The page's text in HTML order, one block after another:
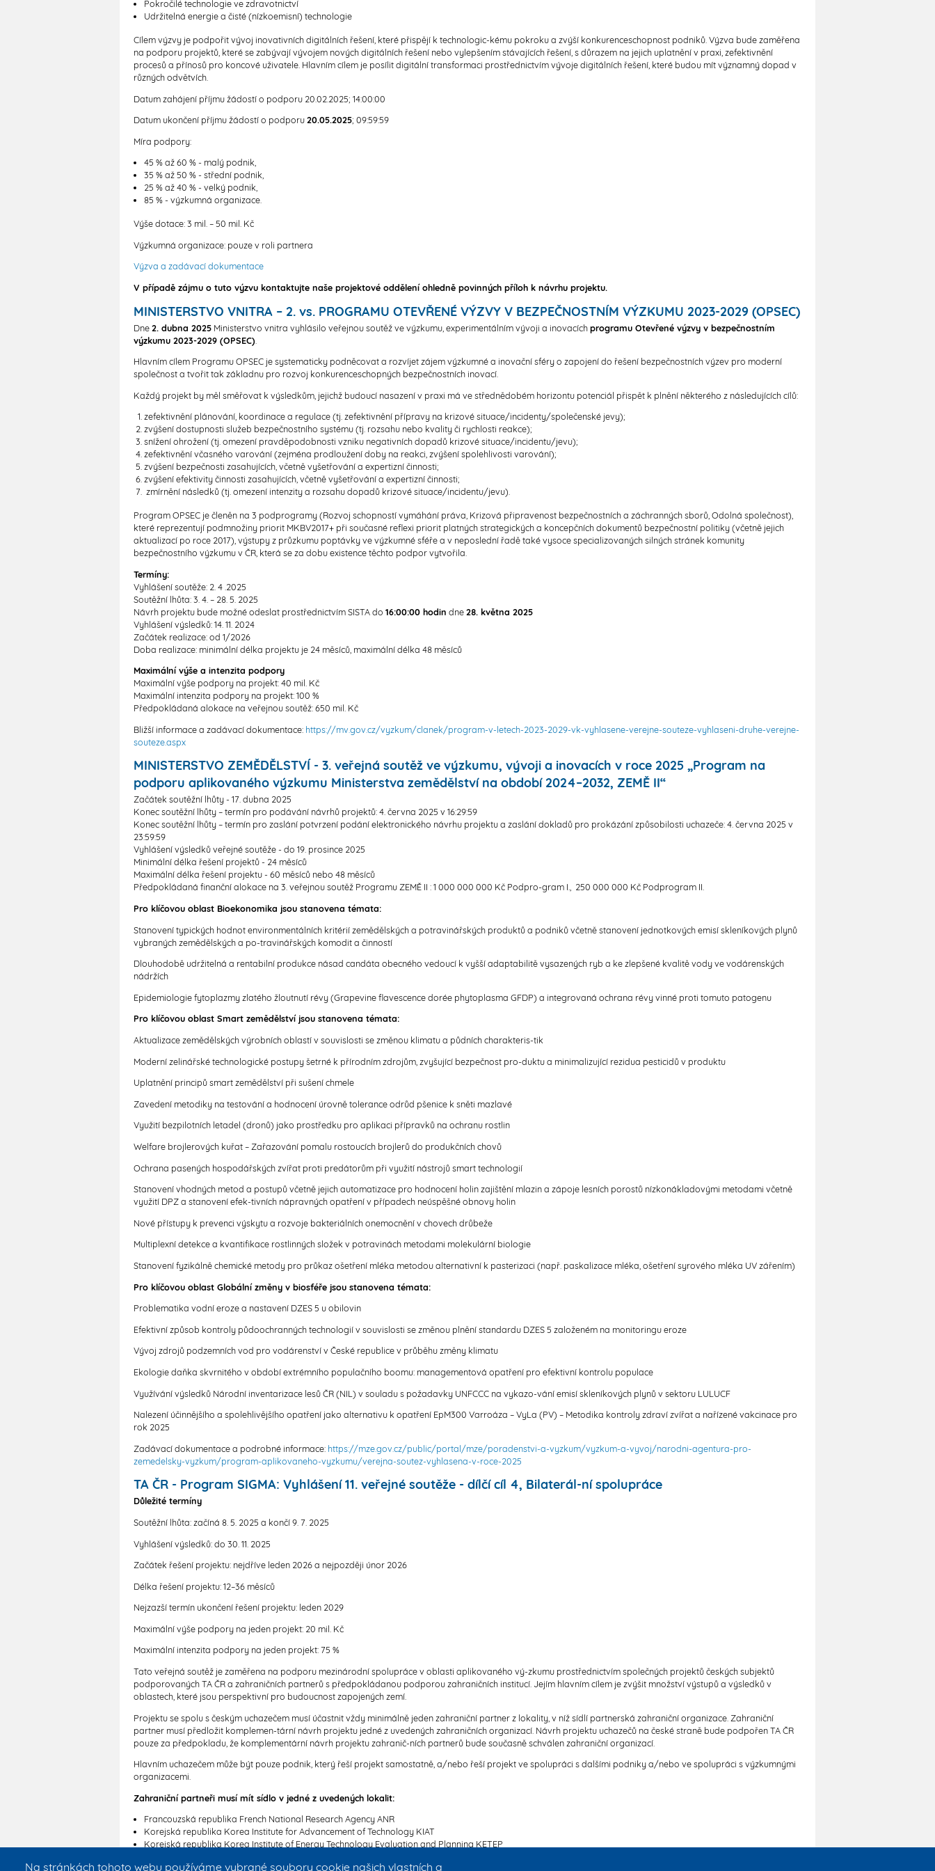
Na stránkách tohoto webu používáme vybrané soubory cookie našich vlastních a
Pokročilé technologie ve zdravotnictví
Udržitelná energie a čisté (nízkoemisní) technologie
Cílem výzvy je podpořit vývoj inovativních digitálních řešení, které přispějí k technologic-kému pokroku a zvýší konkurenceschopnost podniků. Výzva bude zaměřena
na podporu projektů, které se zabývají vývojem nových digitálních řešení nebo vylepšením stávajících řešení, s důrazem na jejich uplatnění v praxi, zefektivnění
procesů a přínosů pro koncové uživatele. Hlavním cílem je posílit digitální transformaci prostřednictvím vývoje digitálních řešení, které budou mít významný dopad v
různých odvětvích.
Datum zahájení příjmu žádostí o podporu 20.02.2025; 14:00:00
Datum ukončení příjmu žádostí o podporu20.05.2025; 09:59:59
Míra podpory:
45 % až 60 % - malý podnik,
35 % až 50 % - střední podnik,
25 % až 40 % - velký podnik,
85 % - výzkumná organizace.
Výše dotace: 3 mil. – 50 mil. Kč
Výzkumná organizace: pouze v roli partnera
Výzva a zadávací dokumentace
V případě zájmu o tuto výzvu kontaktujte naše projektové oddělení ohledně povinných příloh k návrhu projektu.
MINISTERSTVO VNITRA – 2. vs. PROGRAMU OTEVŘENÉ VÝZVY V BEZPEČNOSTNÍM VÝZKUMU 2023-2029 (OPSEC)
Dne2. dubna 2025 Ministerstvo vnitra vyhlásilo veřejnou soutěž ve výzkumu, experimentálním vývoji a inovacíchprogramu Otevřené výzvy v bezpečnostním
výzkumu 2023-2029 (OPSEC)
Hlavním cílem Programu OPSEC je systematicky podněcovat a rozvíjet zájem výzkumné a inovační sféry o zapojení do řešení bezpečnostních výzev pro moderní
společnost a tvořit tak základnu pro rozvoj konkurenceschopných bezpečnostních inovací.
Každý projekt by měl směřovat k výsledkům, jejichž budoucí nasazení v praxi má ve střednědobém horizontu potenciál přispět k plnění některého z následujících cílů:
zefektivnění plánování, koordinace a regulace (tj. zefektivnění přípravy na krizové situace/incidenty/společenské jevy);
zvýšení dostupnosti služeb bezpečnostního systému (tj. rozsahu nebo kvality či rychlosti reakce);
snížení ohrožení (tj. omezení pravděpodobnosti vzniku negativních dopadů krizové situace/incidentu/jevu);
zefektivnění včasného varování (zejména prodloužení doby na reakci, zvýšení spolehlivosti varování);
zvýšení bezpečnosti zasahujících, včetně vyšetřování a expertizní činnosti;
zvýšení efektivity činnosti zasahujících, včetně vyšetřování a expertizní činnosti;
zmírnění následků (tj. omezení intenzity a rozsahu dopadů krizové situace/incidentu/jevu).
Program OPSEC je členěn na 3 podprogramy (Rozvoj schopností vymáhání práva, Krizová připravenost bezpečnostních a záchranných sborů, Odolná společnost),
které reprezentují podmnožiny priorit MKBV2017+ při současné reflexi priorit platných strategických a koncepčních dokumentů bezpečnostní politiky (včetně jejich
aktualizací po roce 2017), výstupy z průzkumu poptávky ve výzkumné sféře a v neposlední řadě také vysoce specializovaných silných stránek komunity
bezpečnostního výzkumu v ČR, která se za dobu existence těchto podpor vytvořila.
Termíny:
Vyhlášení soutěže: 2. 4 .2025
Soutěžní lhůta: 3. 4. – 28. 5. 2025
Návrh projektu bude možné odeslat prostřednictvím SISTA do 16:00:00 hodin dne28. května 2025
Vyhlášení výsledků: 14. 11. 2024
Začátek realizace: od 1/2026
Doba realizace: minimální délka projektu je 24 měsíců, maximální délka 48 měsíců
Maximální výše a intenzita podpory
Maximální výše podpory na projekt: 40 mil. Kč
Maximální intenzita podpory na projekt: 100 %
Předpokládaná alokace na veřejnou soutěž: 650 mil. Kč
Bližší informace a zadávací dokumentace: https://mv.gov.cz/vyzkum/clanek/program-v-letech-2023-2029-vk-vyhlasene-verejne-souteze-vyhlaseni-druhe-verejne-
souteze.aspx
MINISTERSTVO ZEMĚDĚLSTVÍ - 3. veřejná soutěž ve výzkumu, vývoji a inovacích v roce 2025 „Program na
podporu aplikovaného výzkumu Ministerstva zemědělství na období 2024–2032, ZEMĚ II“
Začátek soutěžní lhůty - 17. dubna 2025
Konec soutěžní lhůty – termín pro podávání návrhů projektů: 4. června 2025 v 16:29:59
Konec soutěžní lhůty – termín pro zaslání potvrzení podání elektronického návrhu projektu a zaslání dokladů pro prokázání způsobilosti uchazeče: 4. června 2025 v
23:59:59
Vyhlášení výsledků veřejné soutěže - do 19. prosince 2025
Minimální délka řešení projektů - 24 měsíců
Maximální délka řešení projektu - 60 měsíců nebo 48 měsíců
Předpokládaná finanční alokace na 3. veřejnou soutěž Programu ZEMĚ II : 1 000 000 000 Kč Podpro-gram I., 250 000 000 Kč Podprogram II.
Pro klíčovou oblast Bioekonomika jsou stanovena témata:
Stanovení typických hodnot environmentálních kritérií zemědělských a potravinářských produktů a podniků včetně stanovení jednotkových emisí skleníkových plynů
vybraných zemědělských a po-travinářských komodit a činností
Dlouhodobě udržitelná a rentabilní produkce násad candáta obecného vedoucí k vyšší adaptabilitě vysazených ryb a ke zlepšené kvalitě vody ve vodárenských
nádržích
Epidemiologie fytoplazmy zlatého žloutnutí révy (Grapevine flavescence dorée phytoplasma GFDP) a integrovaná ochrana révy vinné proti tomuto patogenu
Pro klíčovou oblast Smart zemědělství jsou stanovena témata:
Aktualizace zemědělských výrobních oblastí v souvislosti se změnou klimatu a půdních charakteris-tik
Moderní zelinářské technologické postupy šetrné k přírodním zdrojům, zvyšující bezpečnost pro-duktu a minimalizující rezidua pesticidů v produktu
Uplatnění principů smart zemědělství při sušení chmele
Zavedení metodiky na testování a hodnocení úrovně tolerance odrůd pšenice k sněti mazlavé
Využití bezpilotních letadel (dronů) jako prostředku pro aplikaci přípravků na ochranu rostlin
Welfare brojlerových kuřat – Zařazování pomalu rostoucích brojlerů do produkčních chovů
Ochrana pasených hospodářských zvířat proti predátorům při využití nástrojů smart technologií
Stanovení vhodných metod a postupů včetně jejich automatizace pro hodnocení holin zajištění mlazin a zápoje lesních porostů nízkonákladovými metodami včetně
využití DPZ a stanovení efek-tivních nápravných opatření v případech neúspěšné obnovy holin
Nové přístupy k prevenci výskytu a rozvoje bakteriálních onemocnění v chovech drůbeže
Multiplexní detekce a kvantifikace rostlinných složek v potravinách metodami molekulární biologie
Stanovení fyzikálně chemické metody pro průkaz ošetření mléka metodou alternativní k pasterizaci (např. paskalizace mléka, ošetření syrového mléka UV zářením)
Pro klíčovou oblast Globální změny v biosféře jsou stanovena témata:
Problematika vodní eroze a nastavení DZES 5 u obilovin
Efektivní způsob kontroly půdoochranných technologií v souvislosti se změnou plnění standardu DZES 5 založeném na monitoringu eroze
Vývoj zdrojů podzemních vod pro vodárenství v České republice v průběhu změny klimatu
Ekologie daňka skvrnitého v období extrémního populačního boomu: managementová opatření pro efektivní kontrolu populace
Využívání výsledků Národní inventarizace lesů ČR (NIL) v souladu s požadavky UNFCCC na vykazo-vání emisí skleníkových plynů v sektoru LULUCF
Nalezení účinnějšího a spolehlivějšího opatření jako alternativu k opatření EpM300 Varroáza – VyLa (PV) – Metodika kontroly zdraví zvířat a nařízené vakcinace pro
rok 2025
Zadávací dokumentace a podrobné informace: https://mze.gov.cz/public/portal/mze/poradenstvi-a-vyzkum/vyzkum-a-vyvoj/narodni-agentura-pro-
zemedelsky-vyzkum/program-aplikovaneho-vyzkumu/verejna-soutez-vyhlasena-v-roce-2025
TA ČR - Program SIGMA: Vyhlášení 11. veřejné soutěže - dílčí cíl 4, Bilaterál-ní spolupráce
Důležité termíny
Soutěžní lhůta: začíná 8. 5. 2025 a končí 9. 7. 2025
Vyhlášení výsledků: do 30. 11. 2025
Začátek řešení projektu: nejdříve leden 2026 a nejpozději únor 2026
Délka řešení projektu: 12–36 měsíců
Nejzazší termín ukončení řešení projektu: leden 2029
Maximální výše podpory na jeden projekt: 20 mil. Kč
Maximální intenzita podpory na jeden projekt: 75 %
Tato veřejná soutěž je zaměřena na podporu mezinárodní spolupráce v oblasti aplikovaného vý-zkumu prostřednictvím společných projektů českých subjektů
podporovaných TA ČR a zahraničních partnerů s předpokládanou podporou zahraničních institucí. Jejím hlavním cílem je zvýšit množství výstupů a výsledků v
oblastech, které jsou perspektivní pro budoucnost zapojených zemí.
Projektu se spolu s českým uchazečem musí účastnit vždy minimálně jeden zahraniční partner z lokality, v níž sídlí partnerská zahraniční organizace. Zahraniční
partner musí předložit komplemen-tární návrh projektu jedné z uvedených zahraničních organizací. Návrh projektu uchazečů na české straně bude podpořen TA ČR
pouze za předpokladu, že komplementární návrh projektu zahranič-ních partnerů bude současně schválen zahraniční organizací.
Hlavním uchazečem může být pouze podnik, který řeší projekt samostatně, a/nebo řeší projekt ve spolupráci s dalšími podniky a/nebo ve spolupráci s výzkumnými
organizacemi.
Zahraniční partneři musí mít sídlo v jedné z uvedených lokalit:
Francouzská republika French National Research Agency ANR
Korejská republika Korea Institute for Advancement of Technology KIAT
Korejská republika Korea Institute of Energy Technology Evaluation and Planning KETEP